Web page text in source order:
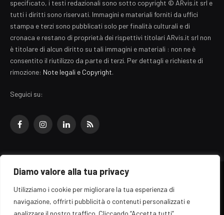
Diamo valore alla tua privacy
Utilizziamo i cookie per migliorare la tua esperienza di
navigazione, offrirti pubblicità o contenuti personalizzati e
analizzare il nostro traffico. Cliccando “Accetta tutti”,
specificato, i testi redazionali sono sotto copyright © ARvis.it srl e
tutti i diritti sono riservati. Immagini e materiali forniti da uffici
stampa e terzi sono pubblicati solo per finalità culturali e di
cronaca e restano di proprietà dei rispettivi titolari ARvis.it srl non
è titolare di alcun diritto su tali immagini e materiali : non ne è
consentito il riutilizzo da parte di terzi. Per dettagli e richieste di
rimozione: Note legali e Copyright.
Seguici su:
FacebookInstagramLinkedInRSS
© 2026 EZ Rome Designed by ARvis.it
Il portale EZ Rome e' una testata giornalistica di carattere generalista
registrata al tribunale di Roma - Numero 389/2008